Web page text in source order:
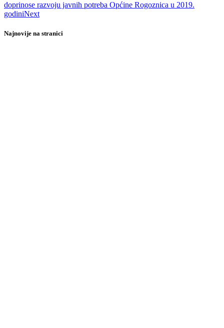
doprinose razvoju javnih potreba Općine Rogoznica u 2019.
godiniNext
Najnovije na stranici